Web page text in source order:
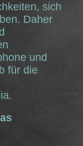
sich
Daher
und
für die